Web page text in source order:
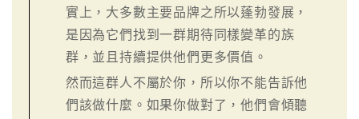
實上，大多數主要品牌之所以蓬勃發展，
是因為它們找到一群期待同樣變革的族
群，並且持續提供他們更多價值。
然而這群人不屬於你，所以你不能告訴他
們該做什麼。如果你做對了，他們會傾聽